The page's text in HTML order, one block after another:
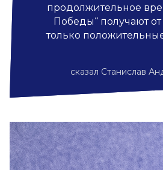
продолжительное
Победы“ получают
только
сказал Станислав